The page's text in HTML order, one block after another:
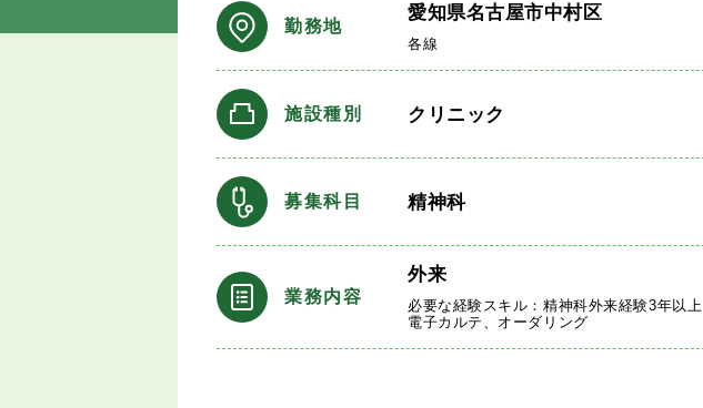
勤務地
愛知県名古屋市中村区
各線
施設種別 クリニック
募集科目 精神科
業務内容
外来
必要な経験スキル：精神科外来経験3年以上
電子カルテ、オーダリング